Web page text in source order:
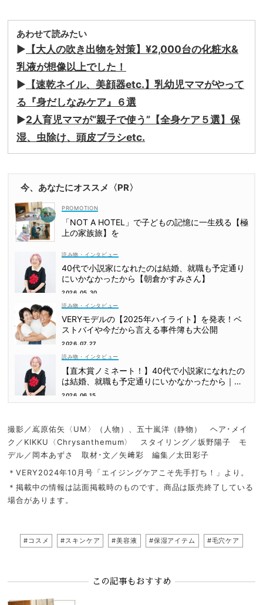
あわせて読みたい
▶︎ 【大人の吹き出物を対策】¥2,000台の化粧水&
乳液が想像以上でした！
▶︎ 【速乾ネイル、美顔器etc.】乳幼児ママがやって
る『身だしなみケア』６選
▶︎2人育児ママが“親子で使う”【全身ケア５選】保
湿、虫除け、頭皮ブラシetc.
今、あなたにオススメ〈PR〉
「NOT A HOTEL」で子どもの記憶に一生残る【極
上の家族旅】を
読み物・インタビュー
40代で小説家になれたのは結婚、就職も予定通り
にいかなかったから【朝倉かすみさん】
2026.05.30
読み物・インタビュー
VERYモデルの【2025年ハイライト】を発表！ベ
ストバイや今だから言える事件簿も大公開
2026.07.27
読み物・インタビュー
【直木賞ノミネート！】40代で小説家になれたの
は結婚、就職も予定通りにいかなかったから｜朝
倉かすみさん
2026.06.15
撮影／嶌原佑矢〈UM〉（人物）、五十嵐洋（静物） ヘア･メイ
ク／KIKKU〈Chrysanthemum〉 スタイリング／坂野陽子 モ
デル／岡本あずさ 取材･文／矢﨑彩 編集／太田彩子
＊VERY2024年10月号「エイジングケアこそ先手打ち！」より。
＊掲載中の情報は誌面掲載時のものです。商品は販売終了している
場合があります。
#コスメ #スキンケア #美容液 #保湿アイテム #毛穴ケア
この記事もおすすめ